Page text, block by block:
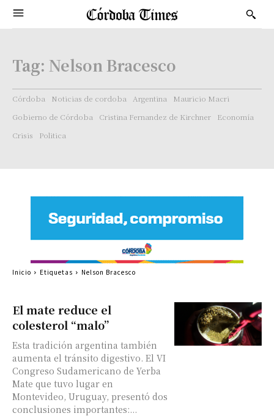
Tag: Nelson Bracesco
Córdoba Noticias de cordoba Argentina
Mauricio Macri
Gobierno de Córdoba
Cristina Fernandez de Kirchner
Economía
Crisis
Politica
El mate reduce el
colesterol “malo”
Esta tradición argentina también
aumenta el tránsito digestivo. El VI
Congreso Sudamericano de Yerba
Mate que tuvo lugar en
Montevideo, Uruguay, presentó dos
conclusiones importantes:...
Inicio Etiquetas Nelson Bracesco